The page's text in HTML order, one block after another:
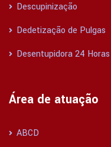
Descupinização
Dedetização de Pulgas
Desentupidora 24 Horas
Área de atuação
ABCD